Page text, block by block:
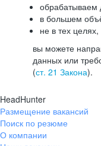
обрабатываем
в большем
не в тех
вы можете
данных или
(ст. 21 Закона).
HeadHunter
Размещение вакансий
Поиск по резюме
О компании